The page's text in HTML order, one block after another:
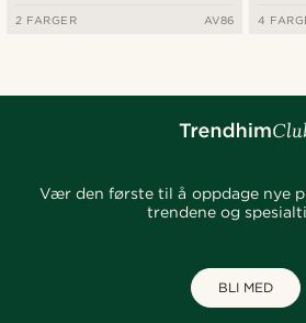
2 FARGER AV86 4
Vær den første til å oppdage nye
trendene og
BLI MED